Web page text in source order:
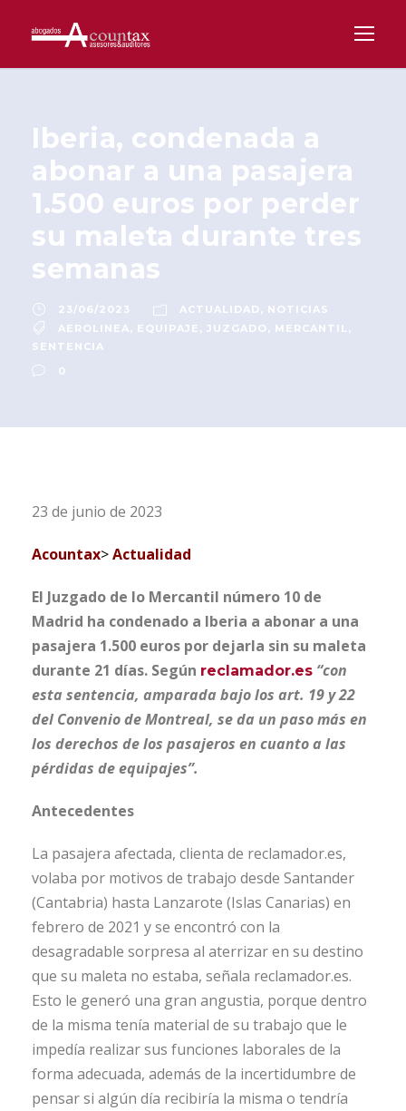
Iberia, condenada a
abonar a una pasajera
1.500 euros por perder
su maleta durante tres
semanas
23/06/2023 ACTUALIDAD , NOTICIAS
AEROLINEA, EQUIPAJE , JUZGADO , MERCANTIL ,
SENTENCIA
0
23 de junio de 2023
Acountax>Actualidad
El Juzgado de lo Mercantil número 10 de
Madrid ha condenado a Iberia a abonar a una
pasajera 1.500 euros por dejarla sin su maleta
durante 21 días. Según reclamador.es “con
esta sentencia, amparada bajo los art. 19 y 22
del Convenio de Montreal, se da un paso más en
los derechos de los pasajeros en cuanto a las
pérdidas de equipajes”.
Antecedentes
La pasajera afectada, clienta de reclamador.es,
volaba por motivos de trabajo desde Santander
(Cantabria) hasta Lanzarote (Islas Canarias) en
febrero de 2021 y se encontró con la
desagradable sorpresa al aterrizar en su destino
que su maleta no estaba, señala reclamador.es.
Esto le generó una gran angustia, porque dentro
de la misma tenía material de su trabajo que le
impedía realizar sus funciones laborales de la
forma adecuada, además de la incertidumbre de
pensar si algún día recibiría la misma o tendría